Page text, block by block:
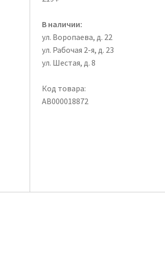
В наличии:
ул. Воропаева, д. 22
ул. Рабочая 2-я, д. 23
ул. Шестая, д. 8
Код товара:
АВ000018872